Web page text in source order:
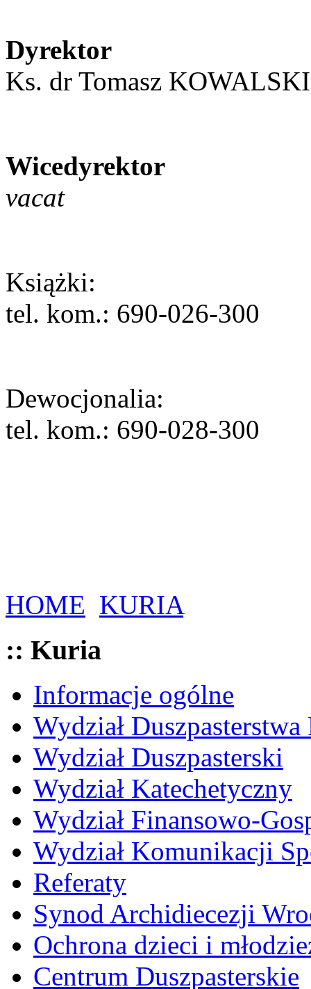
Dyrektor
Ks. dr Tomasz
Wicedyrektor
vacat
Książki:
tel. kom.: 690-026-300
Dewocjonalia:
tel. kom.: 690-028-300
HOME KURIA
:: Kuria
Informacje ogólne
Wydział
Wydział Duszpasterski
Wydział Katechetyczny
Wydział Finansowo-
Wydział Komunikacji
Referaty
Synod Archidiecezji
Ochrona dzieci i
Centrum Duszpasterskie